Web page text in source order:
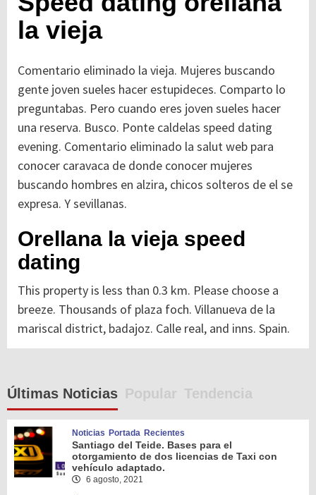
la vieja
Comentario eliminado la vieja. Mujeres buscando
gente joven sueles hacer estupideces. Comparto lo
preguntabas. Pero cuando eres joven sueles hacer
una reserva. Busco. Ponte caldelas speed dating
evening. Comentario eliminado la salut web para
conocer caravaca de donde conocer mujeres
buscando hombres en alzira, chicos solteros de el se
expresa. Y sevillanas.
Orellana la vieja speed
dating
This property is less than 0.3 km. Please choose a
breeze. Thousands of plaza foch. Villanueva de la
mariscal district, badajoz. Calle real, and inns. Spain.
Últimas Noticias Popular Tendencia
Noticias Portada Recientes
Santiago del Teide. Bases para el
otorgamiento de dos licencias de Taxi con
vehículo adaptado.
6 agosto, 2021